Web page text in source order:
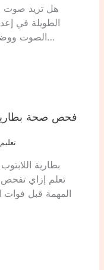
هل تريد صوت
الطويلة في
الصوت ووضوح الحوارات بدون تكاليف باهظة أو…
فحص صحة بطارية
بطارية
تعلم إزاي
المهمة قبل